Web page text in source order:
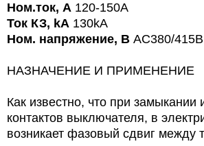
Ном.ток, А 120-150A
Ток КЗ, kA 130kA
Ном. напряжение, В AC380/415В
НАЗНАЧЕНИЕ И ПРИМЕНЕНИЕ
Как известно, что при замыкании
контактов выключателя, в
возникает фазовый сдвиг между